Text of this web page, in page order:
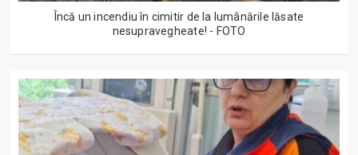
Încă un incendiu în cimitir de la lumânările lăsate
nesupravegheate! - FOTO